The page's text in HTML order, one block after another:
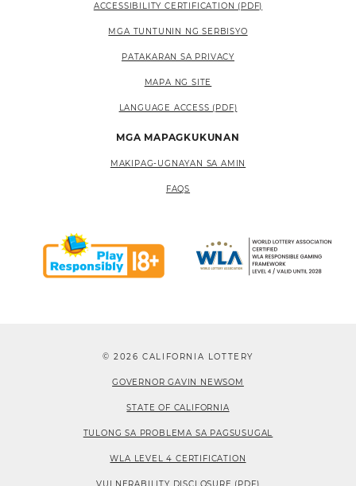
ACCESSIBILITY CERTIFICATION (PDF)
MGA TUNTUNIN NG SERBISYO
PATAKARAN SA PRIVACY
MAPA NG SITE
LANGUAGE ACCESS (PDF)
MGA MAPAGKUKUNAN
MAKIPAG-UGNAYAN SA AMIN
FAQS
© 2026 CALIFORNIA LOTTERY
GOVERNOR GAVIN NEWSOM
STATE OF CALIFORNIA
TULONG SA PROBLEMA SA PAGSUSUGAL
WLA LEVEL 4 CERTIFICATION